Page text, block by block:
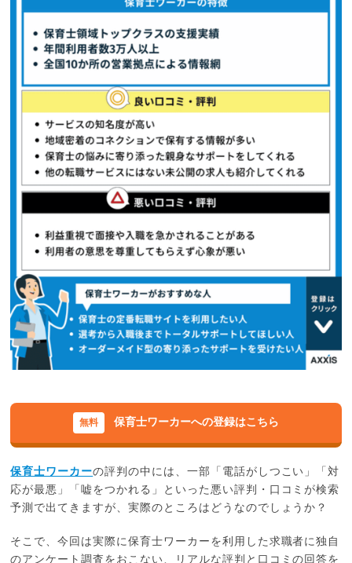
保育士ワーカーへの登録はこちら
保育士ワーカーの評判の中には、一部「電話がしつこい」「対
応が最悪」「嘘をつかれる」といった悪い評判・口コミが検索
予測で出てきますが、実際のところはどうなのでしょうか？
そこで、今回は実際に保育士ワーカーを利用した求職者に独自
のアンケート調査をおこない、リアルな評判と口コミの回答を